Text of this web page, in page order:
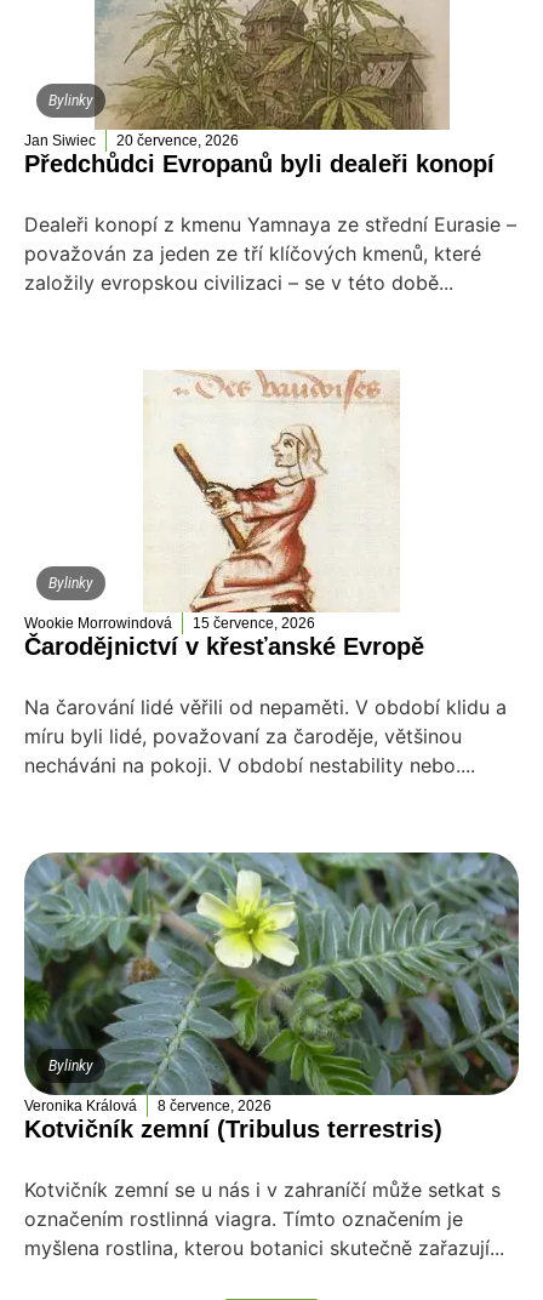
Bylinky
Jan Siwiec 20 července, 2026
Předchůdci Evropanů byli dealeři konopí
Dealeři konopí z kmenu Yamnaya ze střední Eurasie –
považován za jeden ze tří klíčových kmenů, které
založily evropskou civilizaci – se v této době...
Bylinky
Wookie Morrowindová 15 července, 2026
Čarodějnictví v křesťanské Evropě
Na čarování lidé věřili od nepaměti. V období klidu a
míru byli lidé, považovaní za čaroděje, většinou
necháváni na pokoji. V období nestability nebo....
Bylinky
Veronika Králová 8 července, 2026
Kotvičník zemní (Tribulus terrestris)
Kotvičník zemní se u nás i v zahraníčí může setkat s
označením rostlinná viagra. Tímto označením je
myšlena rostlina, kterou botanici skutečně zařazují...